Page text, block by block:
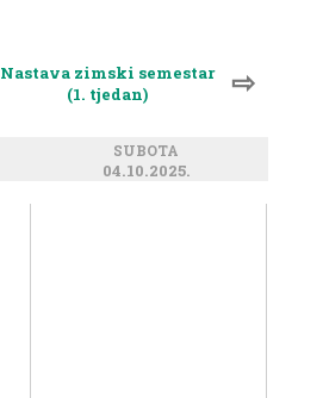
Nastava zimski semestar
(1. tjedan)
⇨
SUBOTA
04.10.2025.